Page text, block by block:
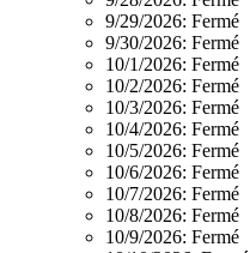
9/29/2026: Fermé
9/30/2026: Fermé
10/1/2026: Fermé
10/2/2026: Fermé
10/3/2026: Fermé
10/4/2026: Fermé
10/5/2026: Fermé
10/6/2026: Fermé
10/7/2026: Fermé
10/8/2026: Fermé
10/9/2026: Fermé